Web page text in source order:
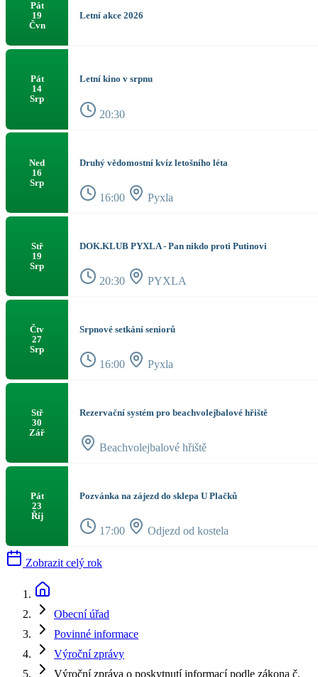
Pát
19
Čvn
Letní akce 2026
Pát
14
Srp
Letní kino v srpnu
20:30
Ned
16
Srp
Druhý vědomostní kvíz letošního léta
16:00 Pyxla
Stř
19
Srp
DOK.KLUB PYXLA - Pan nikdo proti Putinovi
20:30 PYXLA
Čtv
27
Srp
Srpnové setkání seniorů
16:00 Pyxla
Stř
30
Zář
Rezervační systém pro beachvolejbalové hřiště
Beachvolejbalové hřiště
Pát
23
Říj
Pozvánka na zájezd do sklepa U Plačků
17:00 Odjezd od kostela
Zobrazit celý rok
Obecní úřad
Povinné informace
Výroční zprávy
Výroční zpráva o poskytnutí informací podle zákona č.